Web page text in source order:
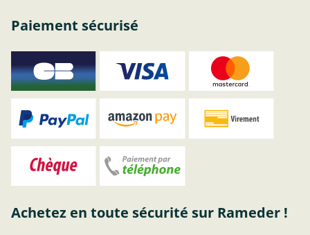
Paiement sécurisé
Achetez en toute sécurité sur Rameder !